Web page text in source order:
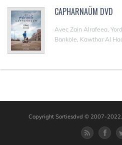
CAPHARNAÜM DVD
Avec Zain Alrafeea,
Bankole, Kawthar Al
Copyright Sortiesdvd © 2007-2022.